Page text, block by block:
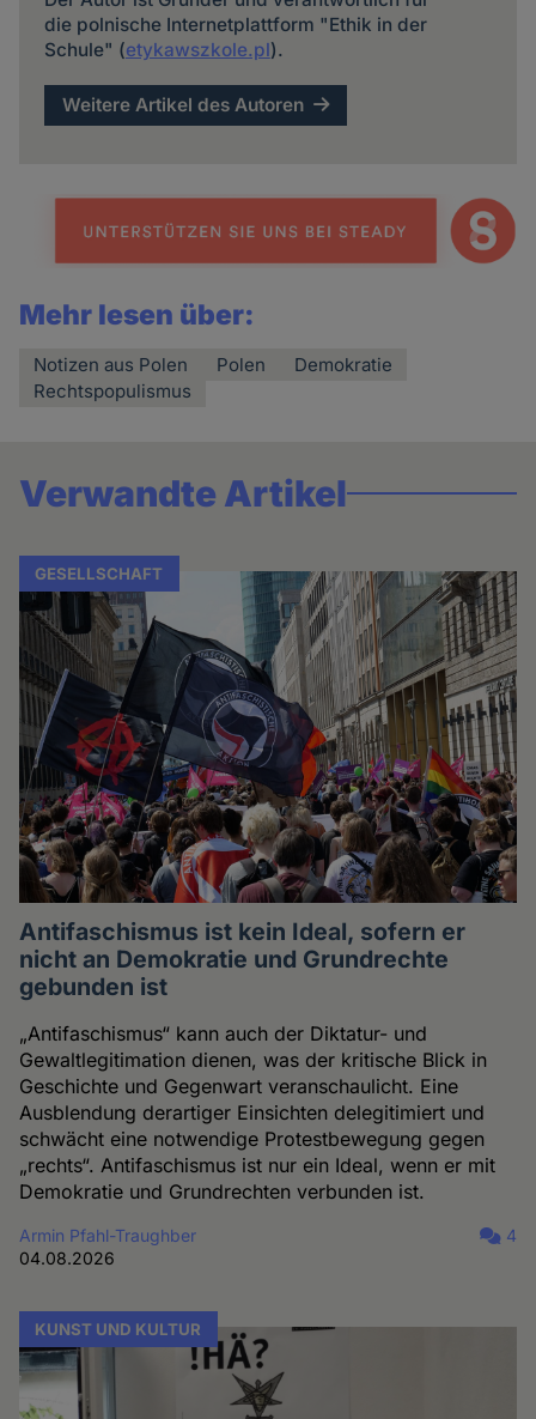
die polnische Internetplattform "Ethik in der
Schule" (etykawszkole.pl).
Weitere Artikel des Autoren
Mehr lesen über:
Notizen aus Polen Polen
Demokratie
Rechtspopulismus
Verwandte Artikel
GESELLSCHAFT
Antifaschismus ist kein Ideal, sofern er
nicht an Demokratie und Grundrechte
gebunden ist
„Antifaschismus“ kann auch der Diktatur- und
Gewaltlegitimation dienen, was der kritische Blick in
Geschichte und Gegenwart veranschaulicht. Eine
Ausblendung derartiger Einsichten delegitimiert und
schwächt eine notwendige Protestbewegung gegen
„rechts“. Antifaschismus ist nur ein Ideal, wenn er mit
Demokratie und Grundrechten verbunden ist.
Armin Pfahl-Traughber
04.08.2026
4
KUNST UND KULTUR